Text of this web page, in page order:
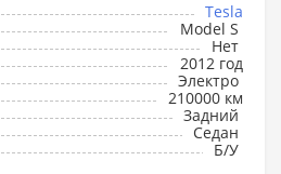
Tesla
Model S
Нет
2012 год
Электро
210000 км
Задний
Седан
Б/У